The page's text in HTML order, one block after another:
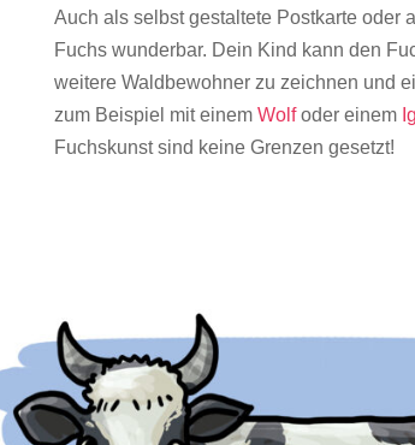
Auch als selbstgestaltete Postkarte oder
Fuchs wunderbar. Dein Kind kann den
weitere Waldbewohner zu zeichnen und
zum Beispiel mit einem Wolfoder einem
Fuchskunstsind keine Grenzen gesetzt!